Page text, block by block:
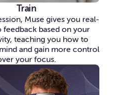
Train
Muse gives you real-
feedback based on your
teaching you how to
and gain more control
your focus.